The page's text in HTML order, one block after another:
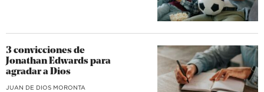
3 convicciones de
Jonathan Edwards para
agradar a Dios
JUAN DE DIOS MORONTA